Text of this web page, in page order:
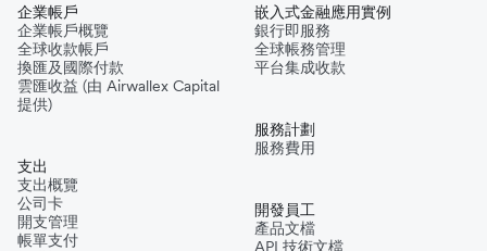
企業帳戶
企業帳戶概覽
全球收款帳戶
換匯及國際付款
雲匯收益 (由 Airwallex Capital
提供)
支出
支出概覽
公司卡
開支管理
帳單支付
嵌入式金融應用實例
銀行即服務
全球帳務管理
平台集成收款
服務計劃
服務費用
開發員工
產品文檔
API 技術文檔